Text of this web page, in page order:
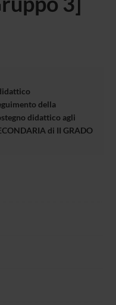
della
didattico agli
di II GRADO